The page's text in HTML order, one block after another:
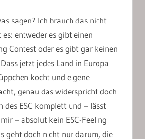
sagen? Ich brauch das nicht.
entweder es gibt einen
Contest oder es gibt gar keinen
jetzt jedes Land in Europa
kocht und eigene
genau das widerspricht doch
des ESC komplett und – lässt
– absolut kein ESC-Feeling
geht doch nicht nur darum, die